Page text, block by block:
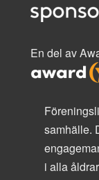
En del av
samhälle.
i alla